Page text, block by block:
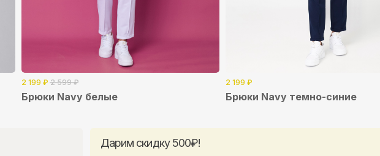
2 199 ₽ 2 599 ₽
Брюки Navy белые
2 199 ₽
Брюки Navy темно-синие
Соглашаюсь на обработку персональных данных
Я согласен(-на) получать рекламно-информационную
рассылку